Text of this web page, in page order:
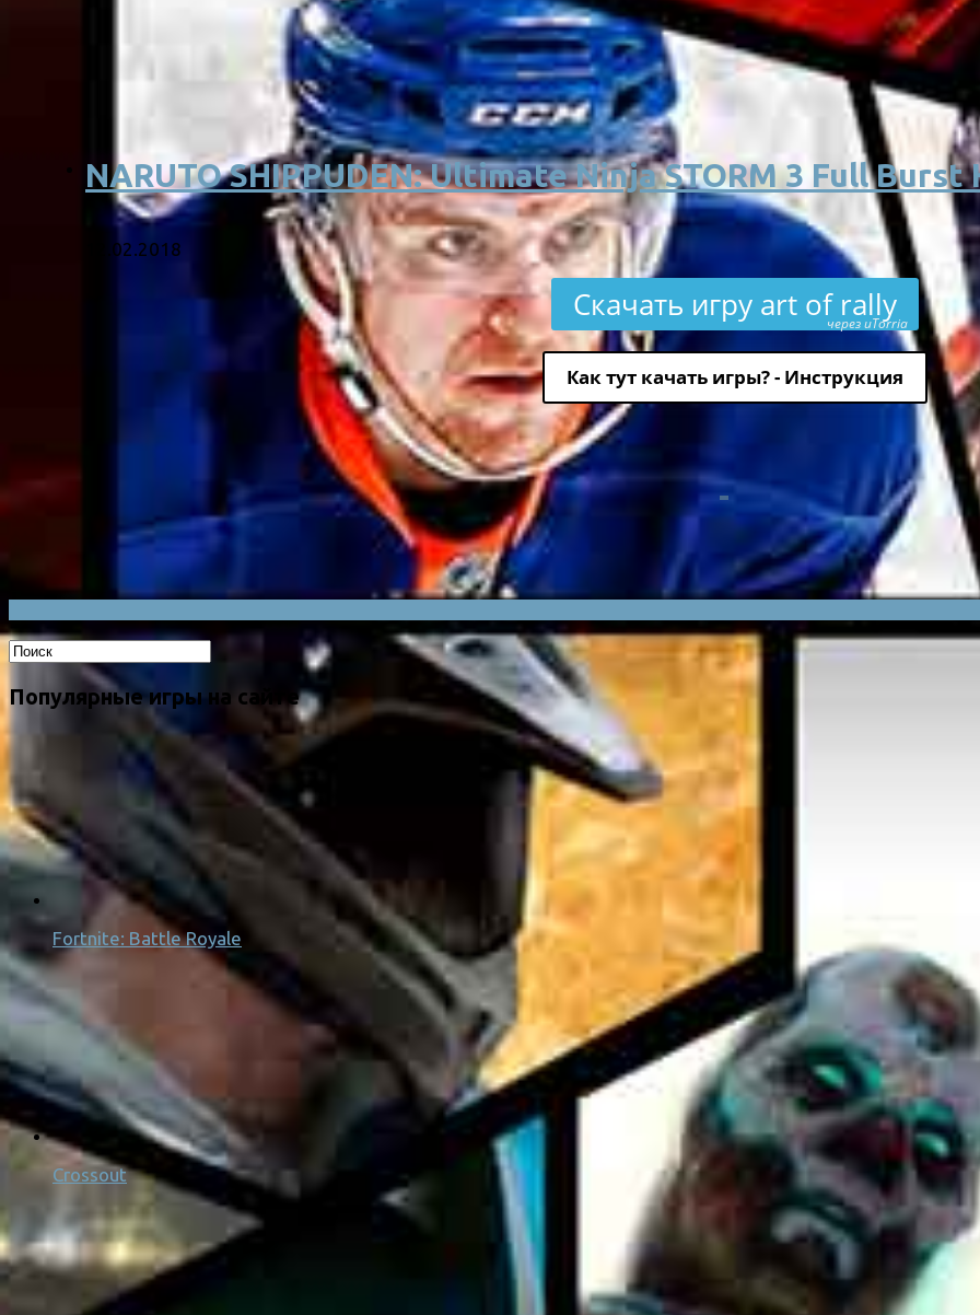
NARUTO SHIPPUDEN: Ultimate Ninja STORM 3 Full Burst
12.02.2018
Скачать игру art of rally
через uTorria
Как тут качать игры? - Инструкция
Популярные игры на сайте
Fortnite: Battle Royale
Crossout